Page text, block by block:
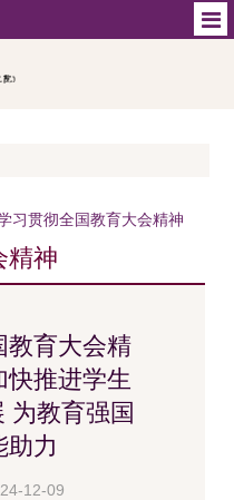
习贯彻全国教育大会精神
精神
教育大会精
快推进学生
为教育强国
助力
12-09